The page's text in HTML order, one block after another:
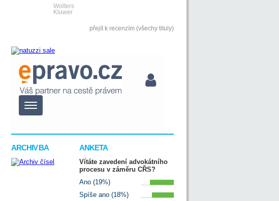
Wolters
Kluwer
přejít k recenzím (všechy tituly)
ARCHIV BA ANKETA
Vítáte zavedení advokátního
procesu v záměru CŘS?
Ano (19%)
Spíše ano (18%)